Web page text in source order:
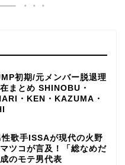
初期/元メンバー脱退理
まとめ SHINOBU・
・KEN・KAZUMA・
歌手ISSAが現代の火野
ツコが言及！「総なめだ
のモテ男代表